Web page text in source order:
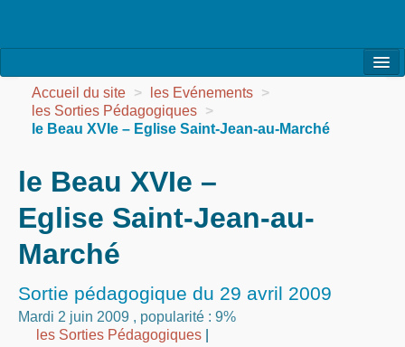
l’Association
la Vie de l’Association
les Réalisations
Contact
Accueil du site > les Evénements >
les Sorties Pédagogiques >
le Beau XVIe – Eglise Saint-Jean-au-Marché
le Beau XVIe –
Eglise Saint-Jean-au-
Marché
Sortie pédagogique du 29 avril 2009
Mardi 2 juin 2009 , popularité : 9%
les Sorties Pédagogiques